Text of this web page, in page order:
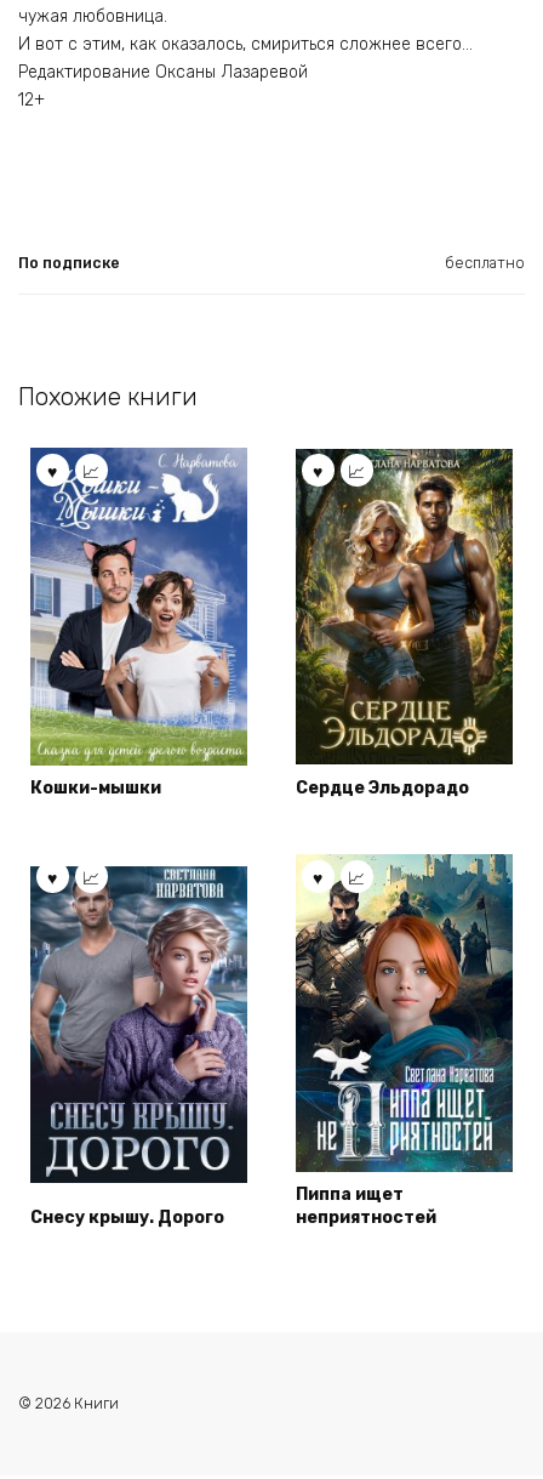
чужая любовница.
И вот с этим, как оказалось, смириться сложнее всего…
Редактирование Оксаны Лазаревой
12+
По подписке бесплатно
Похожие книги
Кошки-мышки Сердце Эльдорадо
Снесу крышу. Дорого
Пиппа ищет
неприятностей
© 2026 Книги